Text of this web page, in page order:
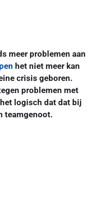
meer problemen aan
het niet meer kan
crisis geboren.
problemen met
logisch dat dat bij
teamgenoot.